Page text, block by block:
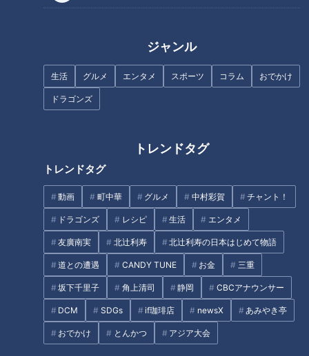
ジャンル
生活 グルメ エンタメ スポーツ コラム おでかけ
ドラゴンズ
トレンドタグ
トレンドタグ
動画 町中華 グルメ 中村彩賀 チャント！
ドラゴンズ レシピ 生活 エンタメ
友廣南実 北辻利寿 北辻利寿の日本はじめて物語
道との遭遇 CANDY TUNE お金 三重
坂下千里子 角上清司 静岡 CBCアナウンサー
DCM SDGs if珈琲店 newsX あみやき亭
おでかけ とんかつ アジア大会
けて、備えは大丈夫？大石邦彦
底取材。『チャント！ 防災ＳＰ
あなたの備えは大丈夫？』 3月
超美味！大内山瓶バター 手間ひ
まかけまくりの逸品
「ふわっ！しゅわっ！軽っ！」
ふわふわ」とは？
ずぶ濡れリポート！CBC若狭ア
ナが『THE TIME，』中継初登
「えびのカレーソテーとズッキ
ーニマリネ」の作り方【キユー
ピー３分クッキング】
タグ